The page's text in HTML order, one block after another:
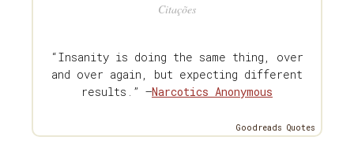
Citações
“Insanity is doing the same thing, over
and over again, but expecting different
results.” —Narcotics Anonymous
Goodreads Quotes